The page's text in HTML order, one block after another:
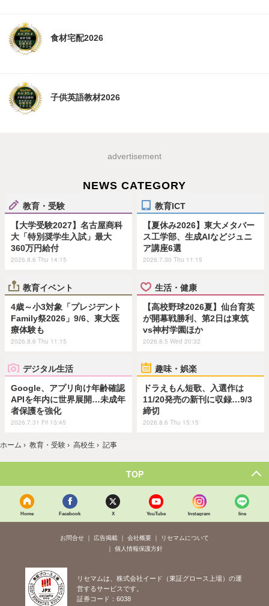
食材宅配2026
子供英語教材2026
advertisement
NEWS CATEGORY
教育・受験
【大学受験2027】名古屋商科
大「特別奨学生入試」最大
360万円給付
2026.8.6 Thu 14:15
教育ICT
【夏休み2026】東大メタバー
ス工学部、生成AIなどジュニ
ア講座6選
2026.7.30 Thu 11:15
教育イベント
4歳～小3対象「プレジデント
Family祭2026」9/6、東大医
療体験も
2026.8.6 Thu 11:15
生活・健康
【高校野球2026夏】仙台育英
が開幕戦勝利、第2日は東筑
vs神村学園ほか
2026.8.5 Wed 20:32
デジタル生活
Google、アプリ向け年齢確認
APIを年内に世界展開…未成年
者保護を強化
2026.7.31 Fri 13:45
趣味・娯楽
ドラえもん短歌、入選作は
11/20発売の新刊に収録…9/3
締切
2026.8.6 Thu 15:15
ホーム › 教育・受験 › 高校生 › 記事
TOP
Home Facebook X YouTube Instagram line
お問合せ 広告掲載 会社概要
リセマムについて
個人情報保護方針
リセマムは、株式会社イード（東証グロース上場）の運
営するサービスです。
証券コード：6038